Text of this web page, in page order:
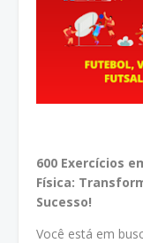
600 Exercícios
Física:
Sucesso!
Você está em